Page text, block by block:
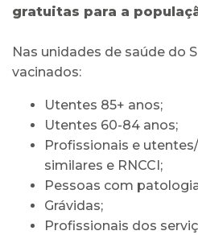
gratuitas para a
Nas unidades de saúde do
vacinados:
Utentes 85+ anos;
Utentes 60-84 anos;
Profissionais e
similares e RNCCI;
Pessoas com
Grávidas;
Profissionais dos